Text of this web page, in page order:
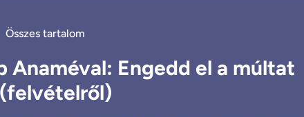
Összes tartalom
Anaméval: Engedd el a múltat